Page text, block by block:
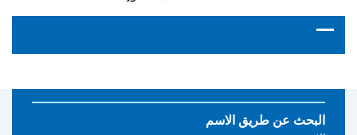
البحث عن طريق الاسم